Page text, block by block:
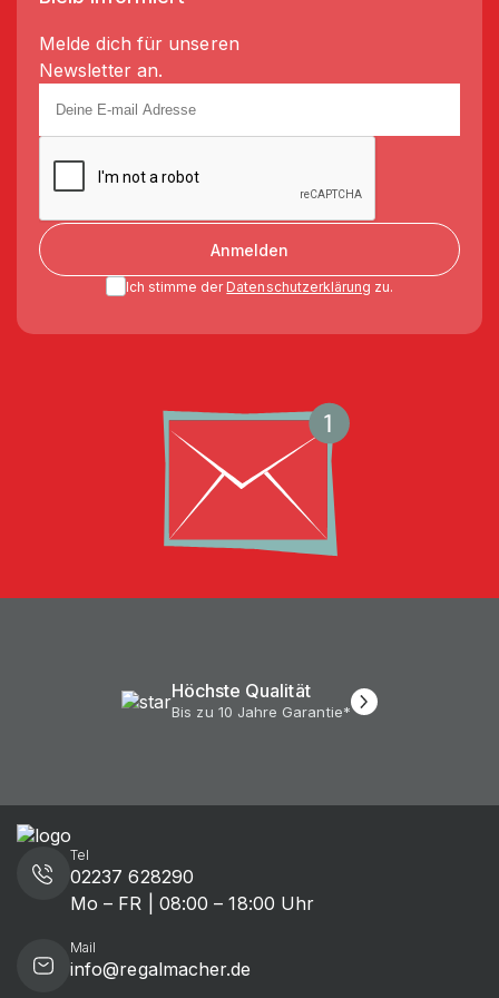
Melde dich für unseren
Newsletter an.
Anmelden
Ich stimme der Datenschutzerklärung zu.
Höchste Qualität
Bis zu 10 Jahre Garantie*
Tel
02237 628290
Mo – FR | 08:00 – 18:00 Uhr
Mail
info@regalmacher.de